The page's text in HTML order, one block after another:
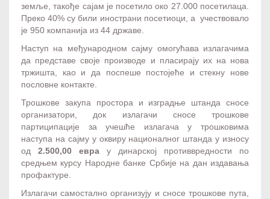
земље, такође сајам је посетило око 27.000 посетилаца.
Преко 40% су били инострани посетиоци, a учествовало
је 950 компанија из 44 државе.
Наступ на међународном сајму омогућава излагачима
да представе своје производе и пласирају их на нова
тржишта, као и да поспеше постојеће и стекну нове
пословне контакте.
Трошкове закупа простора и изградње штанда сносе
организатори, док излагачи сносе трошкове
партиципације за учешће излагача у трошковима
наступа на сајму у оквиру националног штанда у износу
од 2.500,00 евра у динарској противвредности по
средњем курсу Народне банке Србије на дан издавања
профактуре.
Излагачи самостално организују и сносе трошкове пута,